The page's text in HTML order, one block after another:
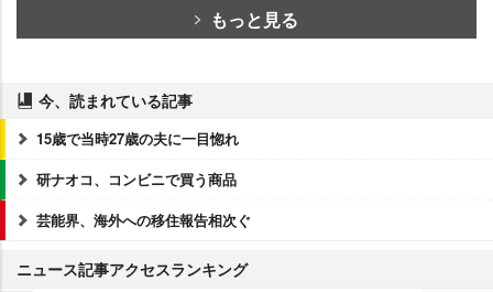
もっと見る
今、読まれている記事
15歳で当時27歳の夫に一目惚れ
研ナオコ、コンビニで買う商品
芸能界、海外への移住報告相次ぐ
ニュース記事アクセスランキング